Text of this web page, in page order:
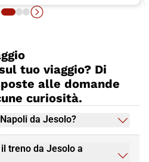
tuo viaggio? Di
alle domande
curiosità.
da Jesolo?
treno da Jesolo a